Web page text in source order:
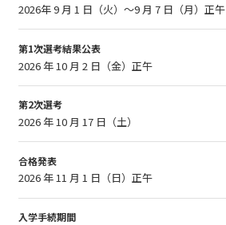
2026年 9 月 1 日（火）～9 月 7 日（月）正午
第1次選考結果公表
2026 年 10 月 2 日（金）正午
第2次選考
2026 年 10 月 17 日（土）
合格発表
2026 年 11 月 1 日（日）正午
入学手続期間